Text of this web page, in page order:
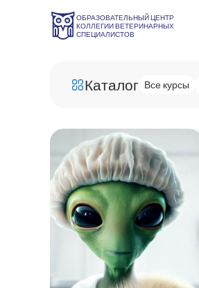
ОБРАЗОВАТЕЛЬНЫЙ ЦЕНТР
КОЛЛЕГИИ ВЕТЕРИНАРНЫХ
СПЕЦИАЛИСТОВ
Каталог Все курсы